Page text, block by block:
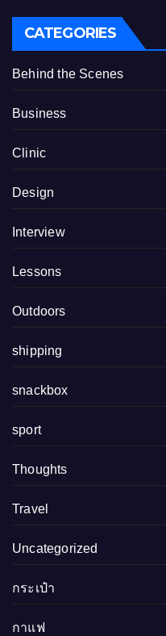
CATEGORIES
Behind the Scenes
Business
Clinic
Design
Interview
Lessons
Outdoors
shipping
snackbox
sport
Thoughts
Travel
Uncategorized
กระเป๋า
กาแฟ